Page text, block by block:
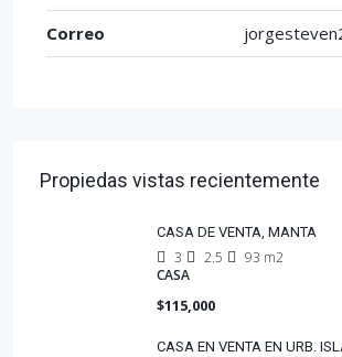
Correo
Propiedas vistas recientemente
CASA DE VENTA, MANTA
3 2.5
93 m2
CASA
$115,000
CASA EN VENTA EN URB.